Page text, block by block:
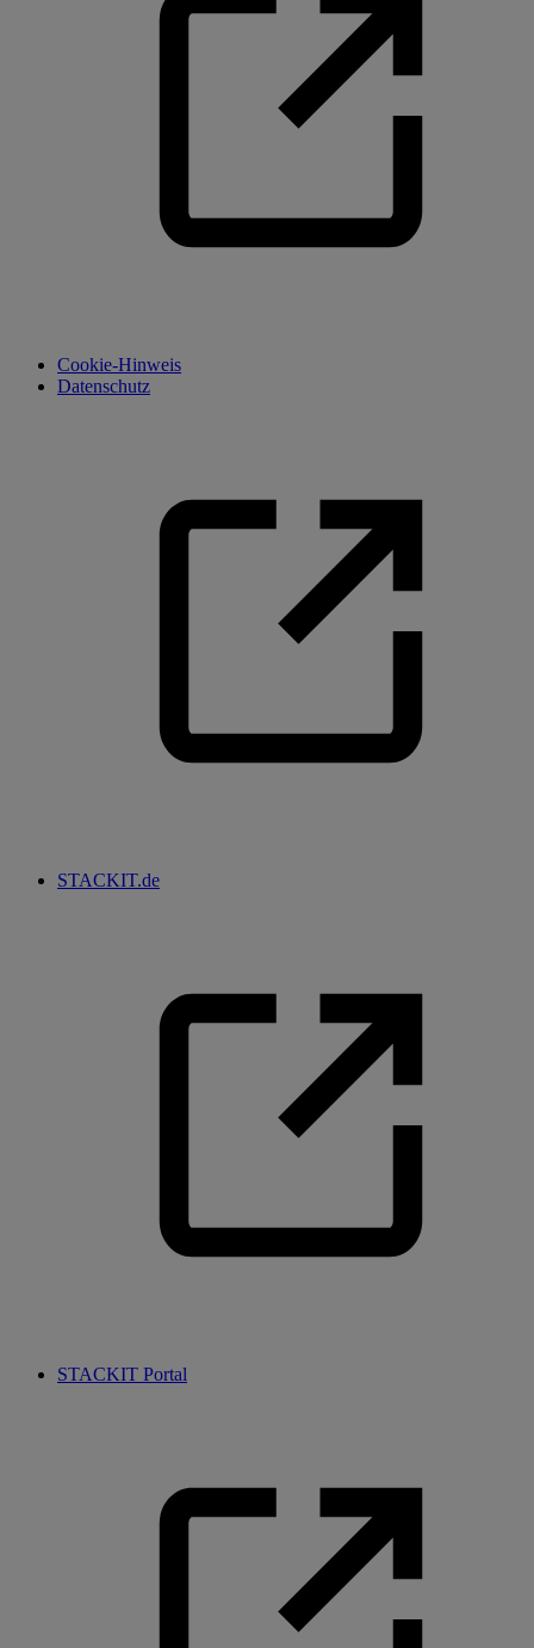
Cookie-Hinweis
Datenschutz
STACKIT.de
STACKIT Portal